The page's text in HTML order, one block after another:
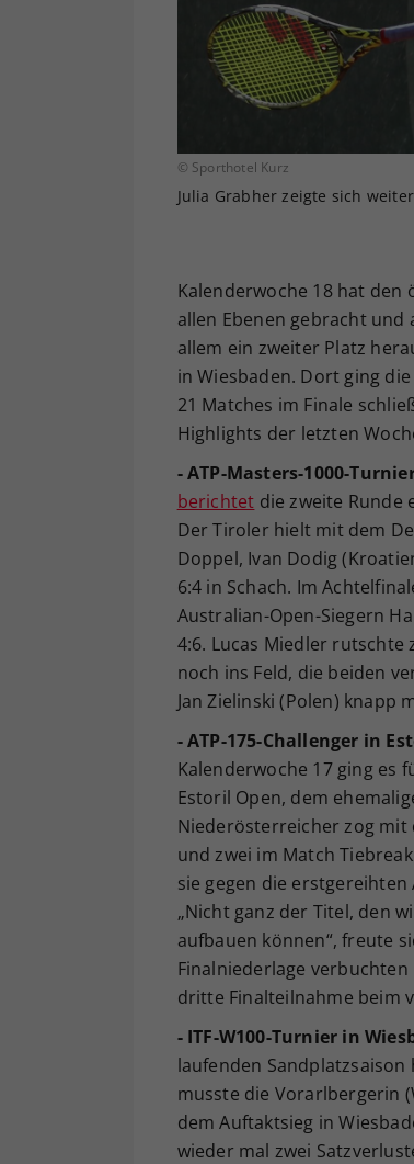
© Sporthotel Kurz
Julia Grabher zeigte sich
Kalenderwoche 18 hat
allen Ebenen gebracht
allem ein zweiter Platz
in Wiesbaden. Dort ging
21 Matches im Finale
Highlights der letzten
- ATP-Masters-1000-
berichtet die zweite Runde
Der Tiroler hielt mit dem
Doppel, Ivan Dodig
6:4 in Schach. Im
Australian-Open-Siegern
4:6. Lucas Miedler
noch ins Feld, die beiden
Jan Zielinski (Polen) knapp
- ATP-175-Challenger in
Kalenderwoche 17 ging es
Estoril Open, dem
Niederösterreicher zog mit
und zwei im Match
sie gegen die erstgereihten
„Nicht ganz der Titel, den
aufbauen können“, freute
Finalniederlage
dritte Finalteilnahme beim
- ITF-W100-Turnier in
laufenden
musste die Vorarlbergerin
dem Auftaktsieg in
wieder mal zwei